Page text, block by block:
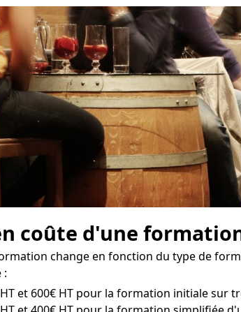
coûte d'une
change en fonction du type de
:
et 600€ HT pour la formation initiale sur